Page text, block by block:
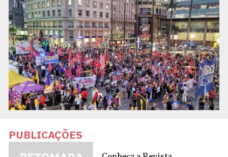
PUBLICAÇÕES